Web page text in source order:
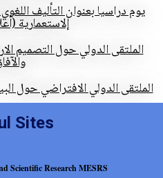
يوم دراسيا بعنوان التأليف
إلاستعمارية
الملتقى الدولي حول التصميم
الملتقى الدولي الافتراضي حول
Sites
Scientific Research MESRS